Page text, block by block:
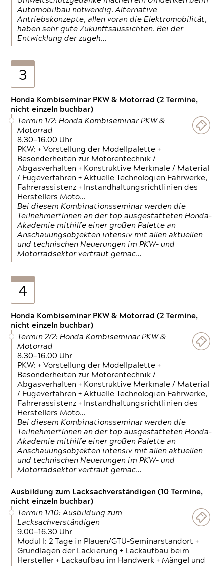
Automobilbau notwendig. Alternative
Antriebskonzepte, allen voran die Elektromobilität,
haben sehr gute Zukunftsaussichten. Bei der
Entwicklung der zugeh…
3
Honda Kombiseminar PKW & Motorrad (2 Termine,
nicht einzeln buchbar)
Termin 1/2: Honda Kombiseminar PKW &
Motorrad
8.30—16.00 Uhr
PKW: + Vorstellung der Modellpalette +
Besonderheiten zur Motorentechnik /
Abgasverhalten + Konstruktive Merkmale / Material
/ Fügeverfahren + Aktuelle Technologien Fahrwerke,
Fahrerassistenz + Instandhaltungsrichtlinien des
Herstellers Moto…
Bei diesem Kombinationsseminar werden die
Teilnehmer*Innen an der top ausgestatteten Honda-
Akademie mithilfe einer großen Palette an
Anschauungsobjekten intensiv mit allen aktuellen
und technischen Neuerungen im PKW- und
Motorradsektor vertraut gemac…
4
Honda Kombiseminar PKW & Motorrad (2 Termine,
nicht einzeln buchbar)
Termin 2/2: Honda Kombiseminar PKW &
Motorrad
8.30—16.00 Uhr
PKW: + Vorstellung der Modellpalette +
Besonderheiten zur Motorentechnik /
Abgasverhalten + Konstruktive Merkmale / Material
/ Fügeverfahren + Aktuelle Technologien Fahrwerke,
Fahrerassistenz + Instandhaltungsrichtlinien des
Herstellers Moto…
Bei diesem Kombinationsseminar werden die
Teilnehmer*Innen an der top ausgestatteten Honda-
Akademie mithilfe einer großen Palette an
Anschauungsobjekten intensiv mit allen aktuellen
und technischen Neuerungen im PKW- und
Motorradsektor vertraut gemac…
Ausbildung zum Lacksachverständigen (10 Termine,
nicht einzeln buchbar)
Termin 1/10: Ausbildung zum
Lacksachverständigen
9.00—16.30 Uhr
Modul I: 2 Tage in Plauen/GTÜ-Seminarstandort +
Grundlagen der Lackierung + Lackaufbau beim
Hersteller + Lackaufbau im Handwerk + Mängel und